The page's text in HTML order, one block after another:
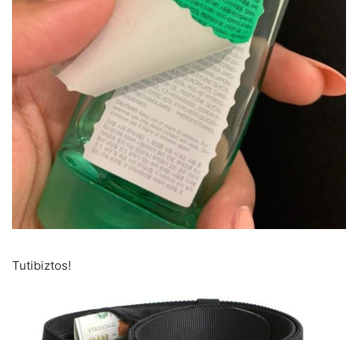
Tutibiztos!